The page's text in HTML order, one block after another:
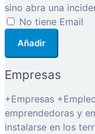
sino abra una
No tiene Email
Añadir
Empresas
+Empresas
emprendedoras y
instalarse en los